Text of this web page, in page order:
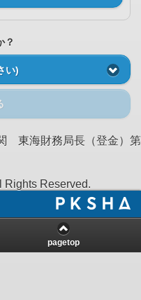
？
い)
東海財務局長（登金）第
Rights Reserved.
pagetop